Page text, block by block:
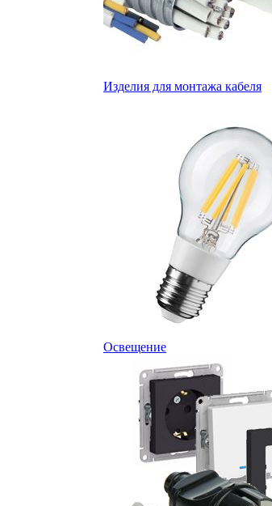
Изделия для монтажа кабеля
Освещение